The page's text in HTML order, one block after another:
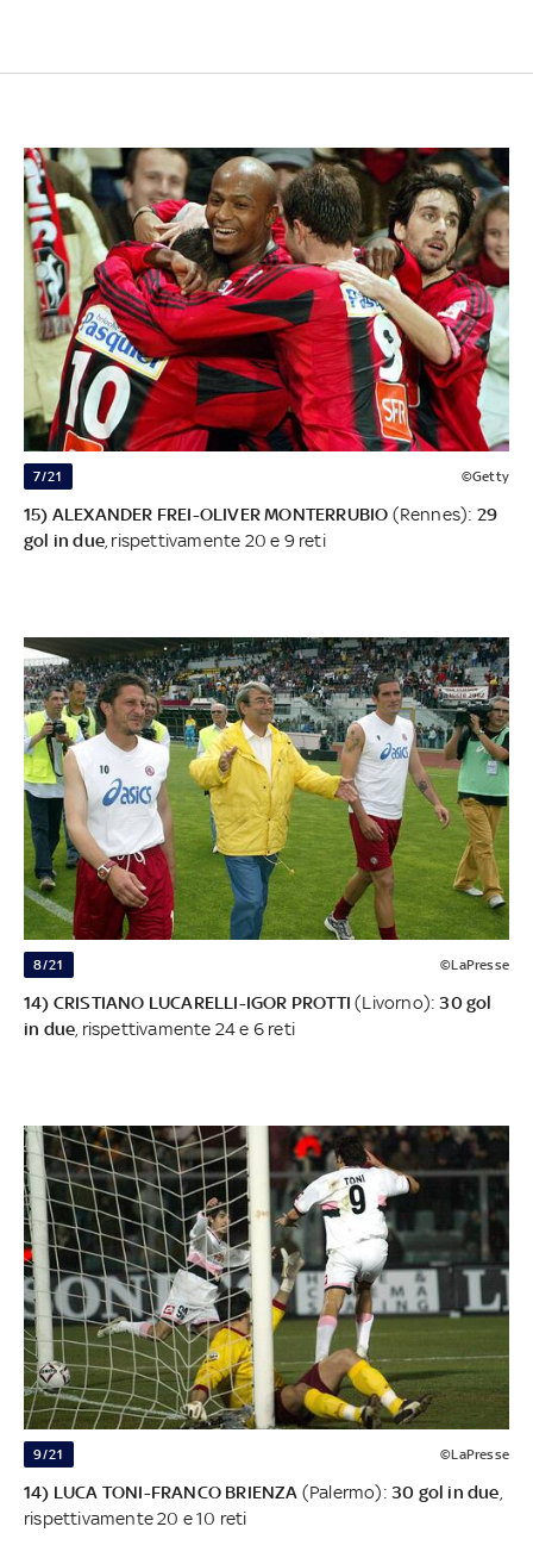
7/21 ©Getty
15) ALEXANDER FREI-OLIVER MONTERRUBIO (Rennes): 29
gol in due , rispettivamente 20 e 9 reti
8/21 ©LaPresse
14) CRISTIANO LUCARELLI-IGOR PROTTI (Livorno):30 gol
in due, rispettivamente 24 e 6 reti
9/21 ©LaPresse
14) LUCA TONI-FRANCO BRIENZA (Palermo):30 gol in due,
rispettivamente 20 e 10 reti